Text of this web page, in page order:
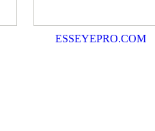
ESSEYEPRO.COM